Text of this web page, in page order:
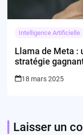
Intelligence Artificielle
Llama de Meta :
stratégie
18 mars 2025
Laisser un